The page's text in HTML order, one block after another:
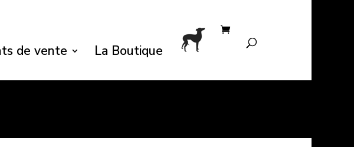
de vente La Boutique